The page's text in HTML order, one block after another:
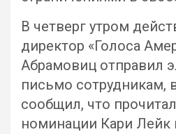
В четверг утром
директор «Голоса
Абрамовиц отправил
письмо сотрудникам,
сообщил, что
номинации Кари Лейк